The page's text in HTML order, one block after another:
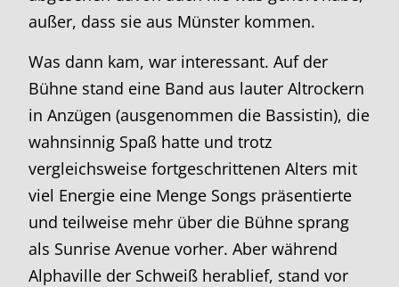
außer, dass sie aus Münster kommen.
Was dann kam, war interessant. Auf der
Bühne stand eine Band aus lauter Altrockern
in Anzügen (ausgenommen die Bassistin), die
wahnsinnig Spaß hatte und trotz
vergleichsweise fortgeschrittenen Alters mit
viel Energie eine Menge Songs präsentierte
und teilweise mehr über die Bühne sprang
als Sunrise Avenue vorher. Aber während
Alphaville der Schweiß herablief, stand vor